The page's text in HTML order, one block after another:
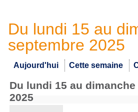
Du lundi 15 au
septembre 2025
Aujourd'hui Cette semaine
du lundi 15 au dimanche 21 septembre
2025